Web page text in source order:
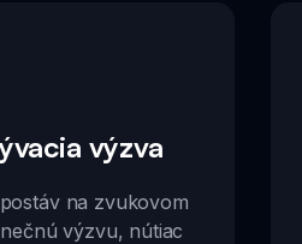
výzva
na zvukovom
výzvu, nútiac